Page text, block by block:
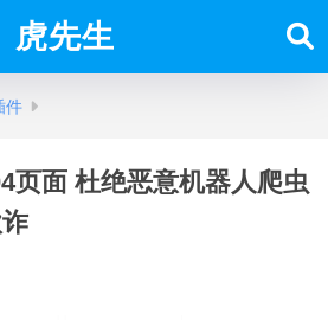
虎先生
件
页面 杜绝恶意机器人爬虫